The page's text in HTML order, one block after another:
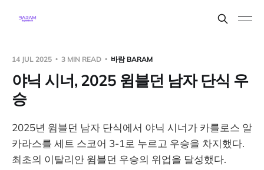
14 JUL 2025 3 MIN READ 바람 BARAM
야닉 시너, 2025 윔블던 남자 단식 우
승
2025년 윔블던 남자 단식에서 야닉 시너가 카를로스 알
카라스를 세트 스코어 3-1로 누르고 우승을 차지했다.
최초의 이탈리안 윔블던 우승의 위업을 달성했다.